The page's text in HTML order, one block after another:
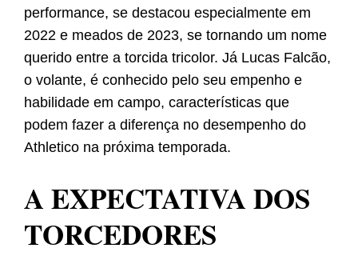
performance, se destacou especialmente em
2022 e meados de 2023, se tornando um nome
querido entre a torcida tricolor. Já Lucas Falcão,
o volante, é conhecido pelo seu empenho e
habilidade em campo, características que
podem fazer a diferença no desempenho do
Athletico na próxima temporada.
A EXPECTATIVA DOS
TORCEDORES